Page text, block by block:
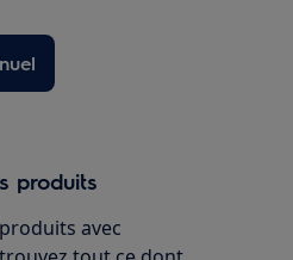
produits
avec